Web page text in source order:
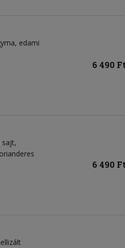
edami
6 490 Ft
sajt,
6 490 Ft